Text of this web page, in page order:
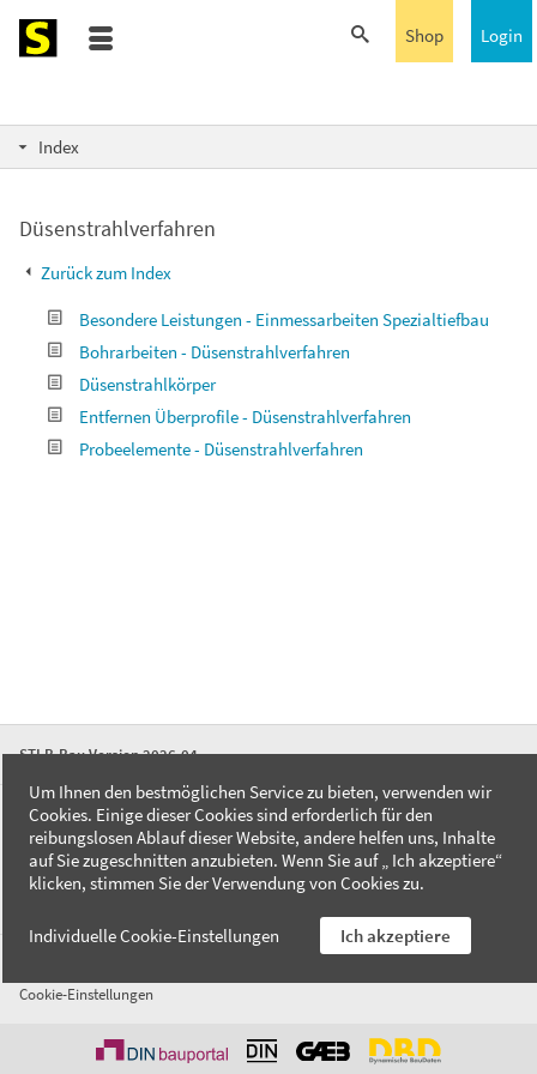
Login
Shop
Index
Düsenstrahlverfahren
Zurück zum Index
Besondere Leistungen - Einmessarbeiten Spezialtiefbau
Bohrarbeiten - Düsenstrahlverfahren
Düsenstrahlkörper
Entfernen Überprofile - Düsenstrahlverfahren
Probeelemente - Düsenstrahlverfahren
STLB-Bau Version 2026-04
FAQ
Kontakt
Datenschutzerklärung
Cookie-Einstellungen
Um Ihnen den bestmöglichen Service zu bieten, verwenden wir
Cookies. Einige dieser Cookies sind erforderlich für den
reibungslosen Ablauf dieser Website, andere helfen uns, Inhalte
auf Sie zugeschnitten anzubieten. Wenn Sie auf „ Ich akzeptiere“
klicken, stimmen Sie der Verwendung von Cookies zu.
Individuelle Cookie-Einstellungen Ich akzeptiere